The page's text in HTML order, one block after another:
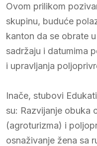
Ovom prilikom
skupinu, buduće
kanton da se obrate
sadržaju i datumima
i upravljanja
Inače, stubovi
su: Razvijanje obuka
(agroturizma) i
osnaživanje žena sa